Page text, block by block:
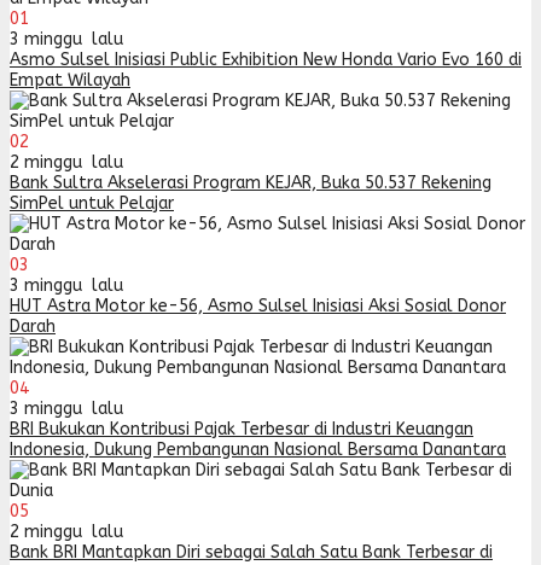
01
3 minggu lalu
Asmo Sulsel Inisiasi Public Exhibition New Honda Vario Evo 160 di
Empat Wilayah
02
2 minggu lalu
Bank Sultra Akselerasi Program KEJAR, Buka 50.537 Rekening
SimPel untuk Pelajar
03
3 minggu lalu
HUT Astra Motor ke-56, Asmo Sulsel Inisiasi Aksi Sosial Donor
Darah
04
3 minggu lalu
BRI Bukukan Kontribusi Pajak Terbesar di Industri Keuangan
Indonesia, Dukung Pembangunan Nasional Bersama Danantara
05
2 minggu lalu
Bank BRI Mantapkan Diri sebagai Salah Satu Bank Terbesar di